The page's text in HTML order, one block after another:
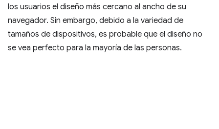
los usuarios el diseño más cercano al ancho de su
navegador. Sin embargo, debido a la variedad de
tamaños de dispositivos, es probable que el diseño no
se vea perfecto para la mayoría de las personas.